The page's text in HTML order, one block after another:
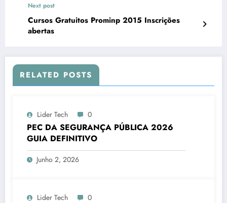
Next post
Cursos Gratuitos Prominp 2015 Inscrições
abertas
RELATED POSTS
Lider Tech 0
PEC DA SEGURANÇA PÚBLICA 2026
GUIA DEFINITIVO
Junho 2, 2026
Lider Tech 0